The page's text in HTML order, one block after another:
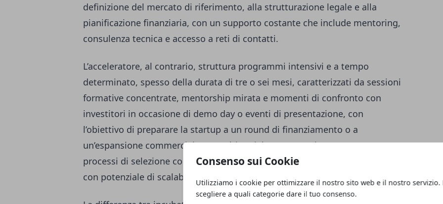
Consenso sui Cookie
Utilizziamo i cookie per ottimizzare il nostro sito web e il nostro servizio.
scegliere a quali categorie dare il tuo consenso.
definizione del mercato di riferimento, alla strutturazione legale e alla
pianificazione finanziaria, con un supporto costante che include mentoring,
consulenza tecnica e accesso a reti di contatti.
L’acceleratore, al contrario, struttura programmi intensivi e a tempo
determinato, spesso della durata di tre o sei mesi, caratterizzati da sessioni
formative concentrate, mentorship mirata e momenti di confronto con
investitori in occasione di demo day o eventi di presentazione, con
l’obiettivo di preparare la startup a un round di finanziamento o a
un’espansione commerciale. In molti casi, l’accesso avviene attraverso
processi di selezione competitivi, che privilegiano team già coesi e progetti
con potenziale di scalabilità internazionale.